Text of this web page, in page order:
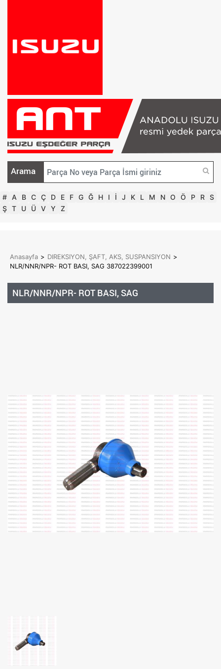
Arama
# A B C Ç D E F G Ğ H I İ J K L M N O Ö P R S
Ş T U Ü V Y Z
Anasayfa > DIREKSIYON, ŞAFT, AKS, SUSPANSIYON >
NLR/NNR/NPR- ROT BASI, SAG 387022399001
NLR/NNR/NPR- ROT BASI, SAG